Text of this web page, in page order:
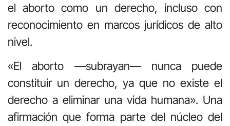
el aborto como un derecho, incluso con
reconocimiento en marcos jurídicos de alto
nivel.
«El aborto —subrayan— nunca puede
constituir un derecho, ya que no existe el
derecho a eliminar una vida humana». Una
afirmación que forma parte del núcleo del